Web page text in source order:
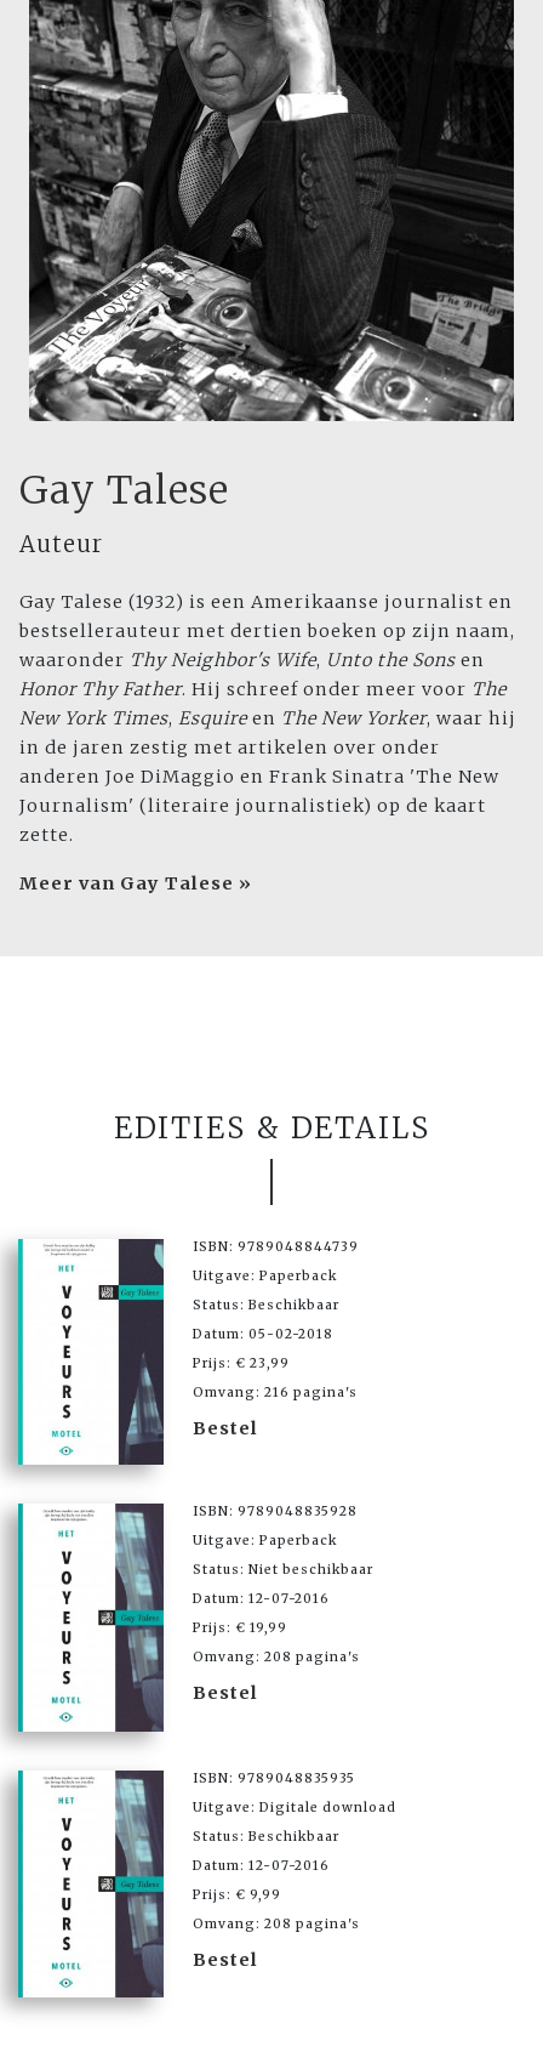
Gay Talese
Auteur
Gay Talese (1932) is een Amerikaanse journalist en
bestsellerauteur met dertien boeken op zijn naam,
waaronder Thy Neighbor's Wife, Unto the Sons en
Honor Thy Father. Hij schreef onder meer voor The
New York Times, Esquireen The New Yorker, waar hij
in de jaren zestig met artikelen over onder
anderen Joe DiMaggio en Frank Sinatra 'The New
Journalism' (literaire journalistiek) op de kaart
zette.
Meer van Gay Talese »
EDITIES & DETAILS
ISBN: 9789048844739
Uitgave: Paperback
Status: Beschikbaar
Datum: 05-02-2018
Prijs: € 23,99
Omvang: 216 pagina's
Bestel
ISBN: 9789048835928
Uitgave: Paperback
Status: Niet beschikbaar
Datum: 12-07-2016
Prijs: € 19,99
Omvang: 208 pagina's
Bestel
ISBN: 9789048835935
Uitgave: Digitale download
Status: Beschikbaar
Datum: 12-07-2016
Prijs: € 9,99
Omvang: 208 pagina's
Bestel